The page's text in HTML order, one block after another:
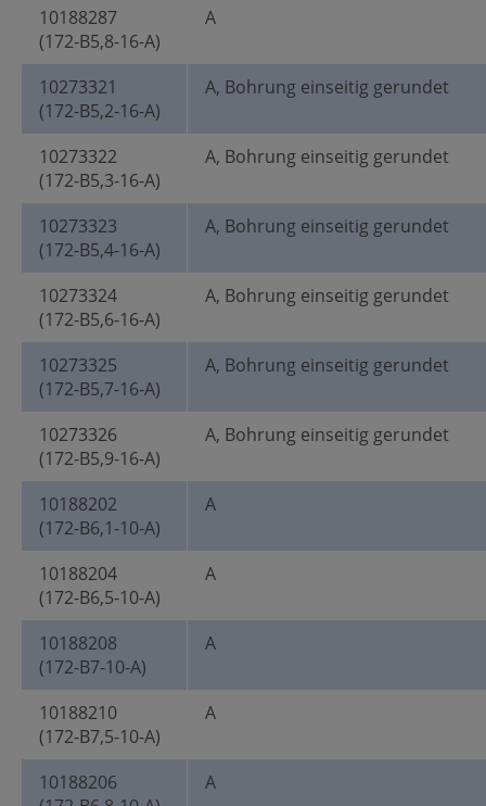
10188287
(172-B5,8-16-A)
A
10273321
(172-B5,2-16-A)
A, Bohrung einseitig gerundet
10273322
(172-B5,3-16-A)
A, Bohrung einseitig gerundet
10273323
(172-B5,4-16-A)
A, Bohrung einseitig gerundet
10273324
(172-B5,6-16-A)
A, Bohrung einseitig gerundet
10273325
(172-B5,7-16-A)
A, Bohrung einseitig gerundet
10273326
(172-B5,9-16-A)
A, Bohrung einseitig gerundet
10188202
(172-B6,1-10-A)
A
10188204
(172-B6,5-10-A)
A
10188208
(172-B7-10-A)
A
10188210
(172-B7,5-10-A)
A
10188206
A